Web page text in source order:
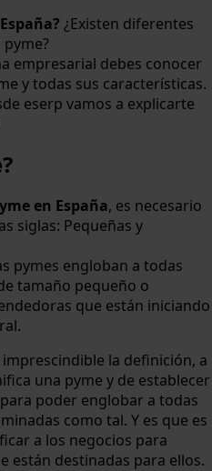
¿Existen diferentes
empresarial debes conocer
y todas sus características.
eserp vamos a explicarte
en España, es necesario
siglas: Pequeñas y
pymes engloban a todas
tamaño pequeño o
que están iniciando
la definición, a
una pyme y de establecer
poder englobar a todas
como tal. Y es que es
a los negocios para
están destinadas para ellos.